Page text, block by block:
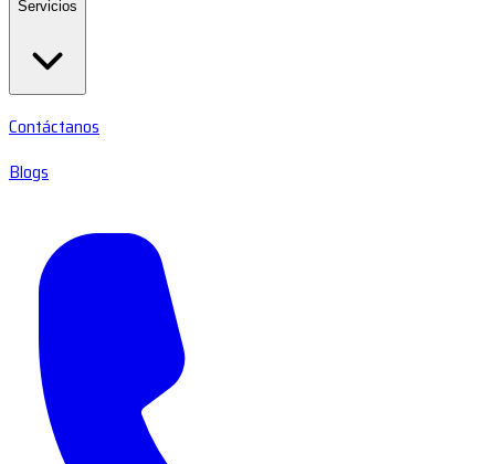
Servicios
Contáctanos
Blogs